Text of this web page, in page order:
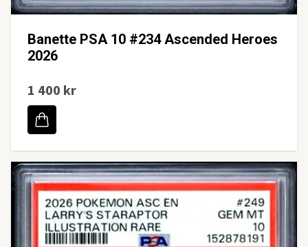
Banette PSA 10 #234 Ascended Heroes
2026
1 400 kr